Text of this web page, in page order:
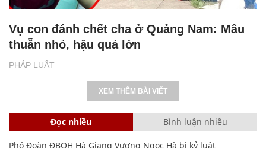
PHÁP LUẬT
Vụ con đánh chết cha ở Quảng Nam: Mâu
thuẫn nhỏ, hậu quả lớn
XEM THÊM BÀI VIẾT
Đọc nhiều Bình luận nhiều
Phó Đoàn ĐBQH Hà Giang Vương Ngọc Hà bị kỷ luật